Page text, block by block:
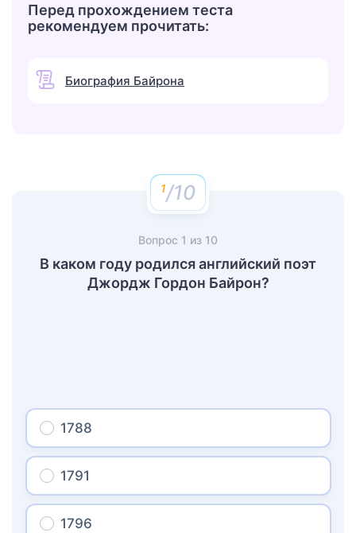
Перед прохождением теста
рекомендуем прочитать:
Биография Байрона
/10
Вопрос 1 из 10
В каком году родился английский поэт
Джордж Гордон Байрон?
1788
1791
1796